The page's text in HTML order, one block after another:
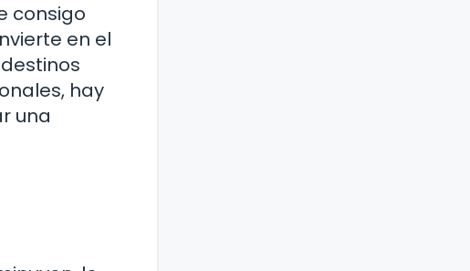
consigo
en el
hay
una